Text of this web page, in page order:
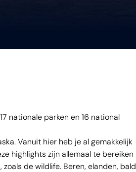
nationale parken en 16 national
Vanuit hier heb je al gemakkelijk
highlights zijn allemaal te bereiken
de wildlife. Beren, elanden, bald